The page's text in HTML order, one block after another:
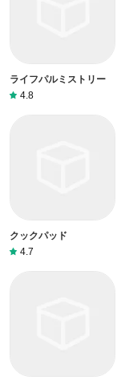
ライフパルミストリー
4.8
クックパッド
4.7